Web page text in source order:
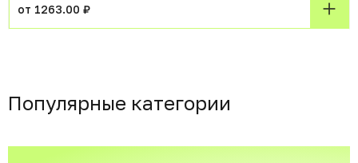
от 1263.00 ₽
Популярные категории